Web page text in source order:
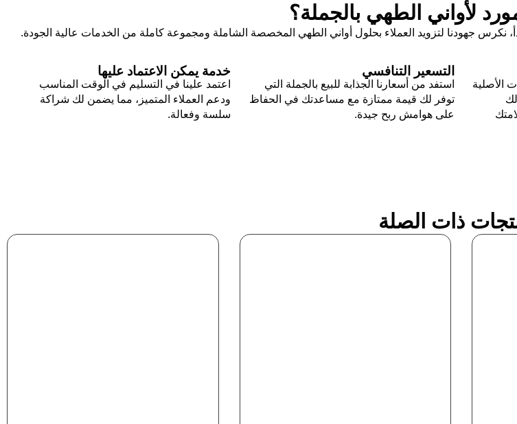
لأواني الطهي بالجملة؟
نكرس جهودنا لتزويد العملاء بحلول أواني الطهي المخصصة الشاملة ومجموعة كاملة من الخدمات عالية الجودة.
الأصلية
التسعير التنافسي
استفد من أسعارنا الجذابة للبيع بالجملة التي
توفر لك قيمة ممتازة مع مساعدتك في الحفاظ
على هوامش ربح جيدة.
خدمة يمكن الاعتماد عليها
اعتمد علينا في التسليم في الوقت المناسب
ودعم العملاء المتميز، مما يضمن لك شراكة
سلسة وفعالة.
ذات الصلة